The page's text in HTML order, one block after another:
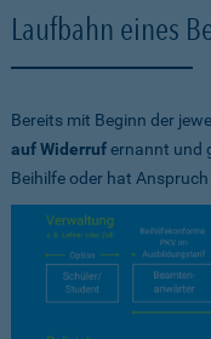
Laufbahn eines
Bereits mit Beginn der
auf Widerrufernannt und
Beihilfe oder hat